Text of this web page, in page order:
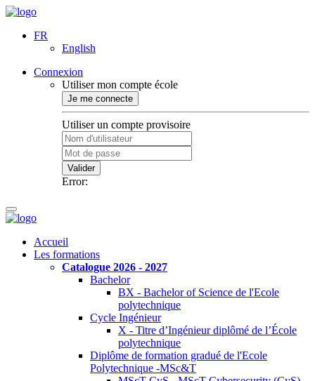
FR
English
Connexion
Utiliser mon compte école
Je me connecte
Utiliser un compte provisoire
Valider
Error:
Accueil
Les formations
Catalogue 2026 - 2027
Bachelor
BX - Bachelor of Science de l'Ecole
polytechnique
Cycle Ingénieur
X - Titre d’Ingénieur diplômé de l’École
polytechnique
Diplôme de formation gradué de l'Ecole
Polytechnique -MSc&T